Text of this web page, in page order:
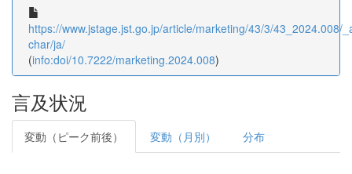
https://www.jstage.jst.go.jp/article/marketing/43/3/43_2024.008/
char/ja/
(info:doi/10.7222/marketing.2024.008)
言及状況
変動（ピーク前後） 変動（月別） 分布